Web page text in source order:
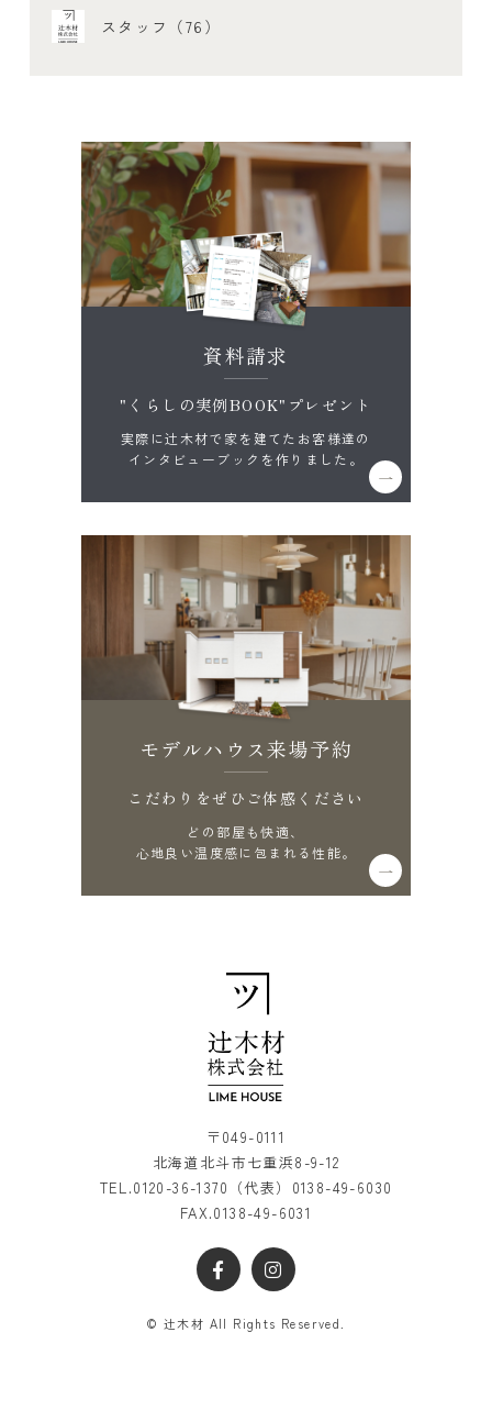
スタッフ（76）
資料請求
"くらしの実例BOOK"プレゼント
実際に辻木材で家を建てたお客様達の
インタビューブックを作りました。
モデルハウス来場予約
こだわりをぜひご体感ください
どの部屋も快適、
心地良い温度感に包まれる性能。
〒049-0111
北海道北斗市七重浜8-9-12
TEL.0120-36-1370 （代表） 0138-49-6030
FAX.0138-49-6031
© 辻木材 All Rights Reserved.